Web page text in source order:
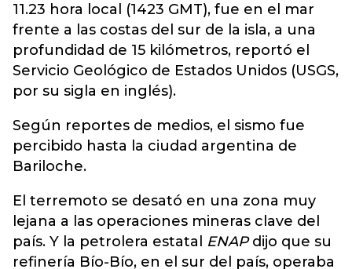
11.23 hora local (1423 GMT), fue en el mar
frente a las costas del sur de la isla, a una
profundidad de 15 kilómetros, reportó el
Servicio Geológico de Estados Unidos (USGS,
por su sigla en inglés).
Según reportes de medios, el sismo fue
percibido hasta la ciudad argentina de
Bariloche.
El terremoto se desató en una zona muy
lejana a las operaciones mineras clave del
país. Y la petrolera estatal
ENAPdijo que su
refinería Bío-Bío, en el sur del país, operaba